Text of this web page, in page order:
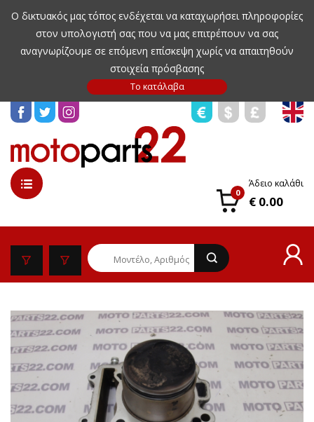
Ο δικτυακός μας τόπος ενδέχεται να καταχωρήσει πληροφορίες
στον υπολογιστή σας που να μας επιτρέπουν να σας
αναγνωρίζουμε σε επόμενη επίσκεψη χωρίς να απαιτηθούν
στοιχεία πρόσβασης
0
Άδειο καλάθι
€ 0.00